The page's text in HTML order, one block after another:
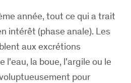
année, tout ce qui a trait
intérêt (phase anale). Les
aux excrétions
l'eau, la boue, l'argile ou le
pour